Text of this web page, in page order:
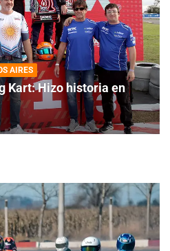
AIRES
Kart: Hizo historia en